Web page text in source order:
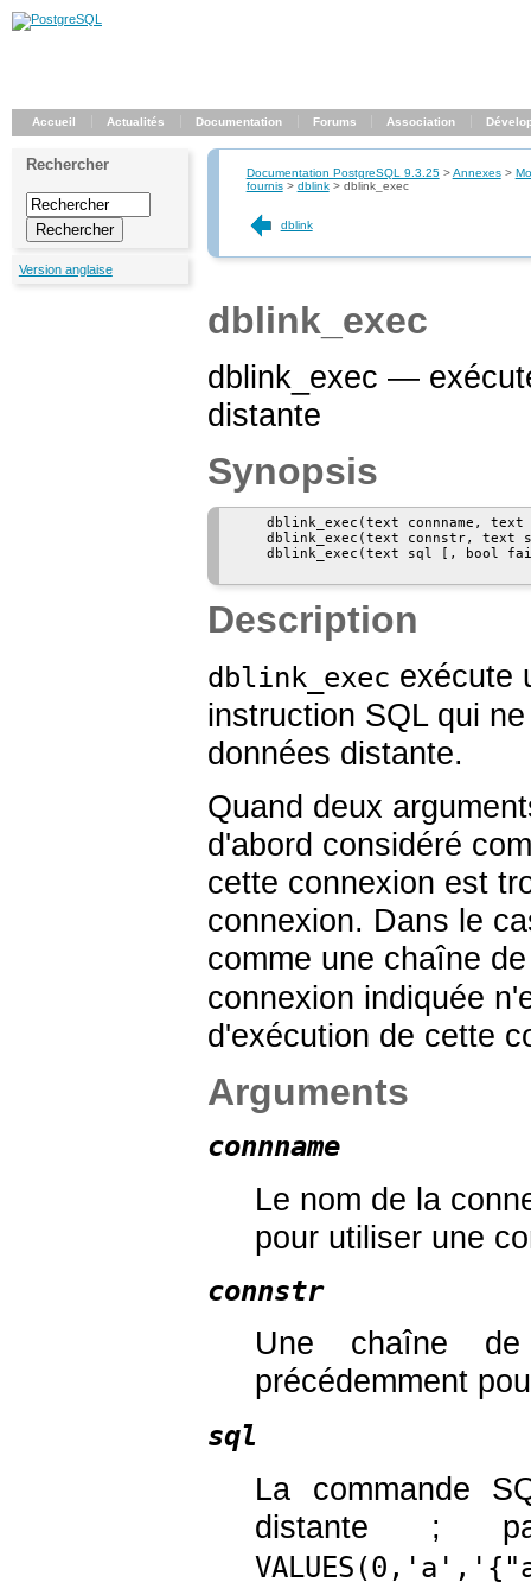
Accueil Actualités Documentation Forums Association
Rechercher
Version anglaise
Documentation PostgreSQL 9.3.25>Annexes>
fournis> dblink> dblink_exec
dblink
dblink_exec
dblink_exec —
distante
Synopsis
dblink_exec(text connname,
dblink_exec(text connstr, text
dblink_exec(text sql [, bool
Description
dblink_exec exécute
instruction SQL qui
données distante.
Quand deux
d'abord considéré
cette connexion est
connexion. Dans le
comme une chaîne
connexion indiquée
d'exécution de cette
Arguments
connname
Le nom de la
pour utiliser une
connstr
Une chaîne
précédemment
sql
La commande
distante ;